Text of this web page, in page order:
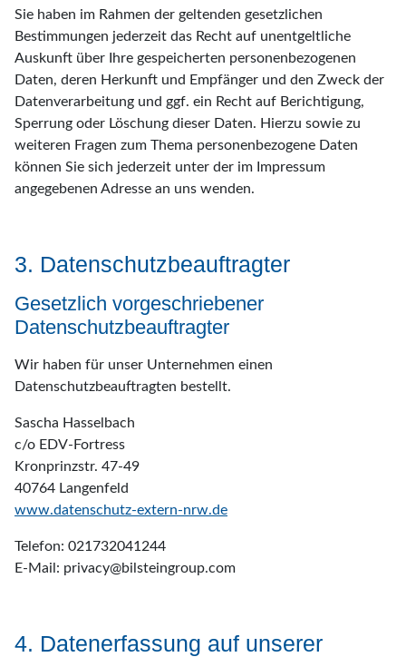
Sie haben im Rahmen der geltenden gesetzlichen
Bestimmungen jederzeit das Recht auf unentgeltliche
Auskunft über Ihre gespeicherten personenbezogenen
Daten, deren Herkunft und Empfänger und den Zweck der
Datenverarbeitung und ggf. ein Recht auf Berichtigung,
Sperrung oder Löschung dieser Daten. Hierzu sowie zu
weiteren Fragen zum Thema personenbezogene Daten
können Sie sich jederzeit unter der im Impressum
angegebenen Adresse an uns wenden.
3. Datenschutzbeauftragter
Gesetzlich vorgeschriebener
Datenschutzbeauftragter
Wir haben für unser Unternehmen einen
Datenschutzbeauftragten bestellt.
Sascha Hasselbach
c/o EDV-Fortress
Kronprinzstr. 47-49
40764 Langenfeld
www.datenschutz-extern-nrw.de
Telefon: 021732041244
E-Mail: privacy@bilsteingroup.com
4. Datenerfassung auf unserer